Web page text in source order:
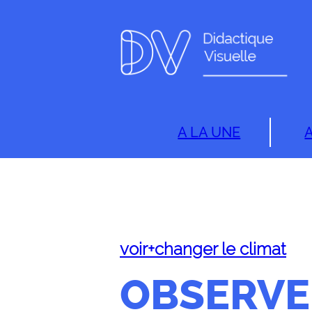
A LA UNE
voir+changer le climat